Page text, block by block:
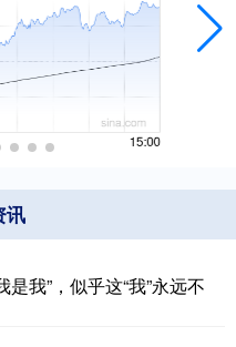
讯
我”，似乎这“我”永远不